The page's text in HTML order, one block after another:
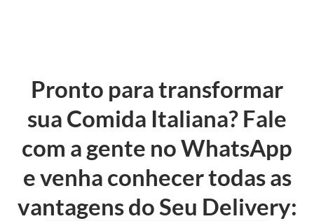
Pronto para transformar
sua Comida Italiana? Fale
com a gente no WhatsApp
e venha conhecer todas as
vantagens do Seu Delivery: